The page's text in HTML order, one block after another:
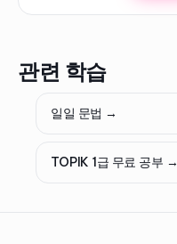
관련 학습
일일 문법 →
TOPIK 1급 무료 공부 →